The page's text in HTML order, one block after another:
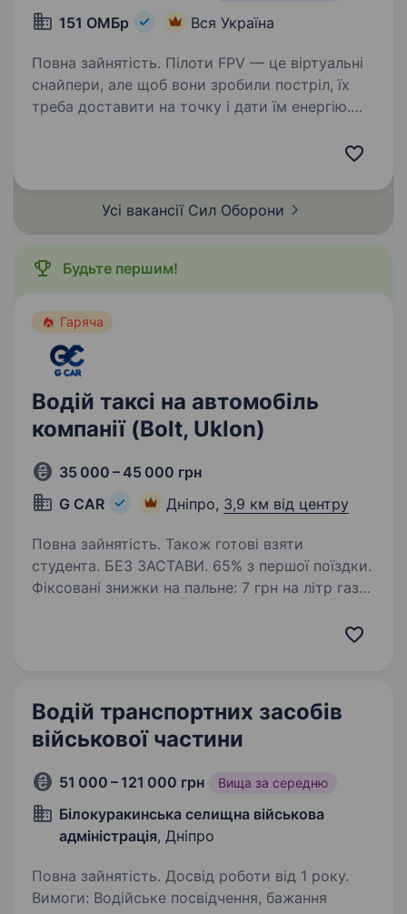
151 ОМБр Вся Україна
Повна зайнятість. Пілоти FPV — це віртуальні
снайпери, але щоб вони зробили постріл, їх
треба доставити на точку і дати їм енергію.
наших екіпажів. Людину, яка впевнено тримає
Усі вакансії Сил Оборони
Будьте першим!
Гаряча
Водій таксі на автомобіль
компанії (Bolt, Uklon)
35 000 – 45 000 грн
G CAR
Дніпро, 3,9 км від центру
Повна зайнятість. Також готові взяти
студента. БЕЗ ЗАСТАВИ. 65% з першої поїздки.
Фіксовані знижки на пальне: 7 грн на літр газу і
Водій транспортних засобів
військової частини
51 000 – 121 000 грн Вища за середню
Білокуракинська селищна військова
адміністрація, Дніпро
Повна зайнятість. Досвід роботи від 1 року.
Вимоги: Водійське посвідчення, бажання